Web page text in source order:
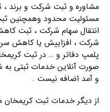
مشاوره و ثبت شرکت و
مسئولیت محدود وهمچنین
انتقال سهام شرکت ، ثبت
شرکت ، افزاییش یا کاهش
پلمپ دفاتر و … در ثبت
صورت آنلاین خدمات ثبتی به
و آمد اضافه نیست .
از دیگر خدمات ثبت کریمخان